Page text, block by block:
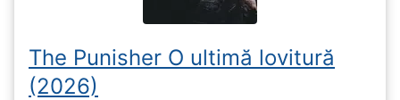
The Punisher O ultimă lovitură
(2026)